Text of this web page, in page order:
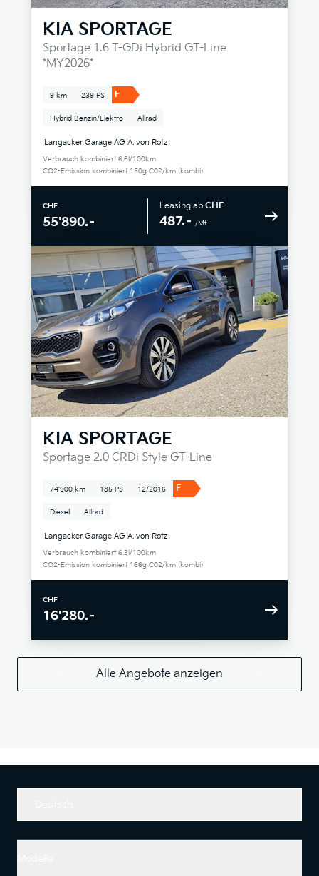
KIA SPORTAGE
Sportage 1.6 T-GDi Hybrid GT-Line
*MY2026*
9 km 239 PS F
Hybrid Benzin/Elektro Allrad
Langacker Garage AG A. von Rotz
Verbrauch kombiniert 6.6l/100km
CO2-Emission kombiniert 150g C02/km (kombi)
CHF
55'890.–
Leasing ab CHF
487.– /Mt.
KIA SPORTAGE
Sportage 2.0 CRDi Style GT-Line
74'900 km 185 PS 12/2016 F
Diesel Allrad
Langacker Garage AG A. von Rotz
Verbrauch kombiniert 6.3l/100km
CO2-Emission kombiniert 166g C02/km (kombi)
CHF
16'280.–
Alle Angebote anzeigen